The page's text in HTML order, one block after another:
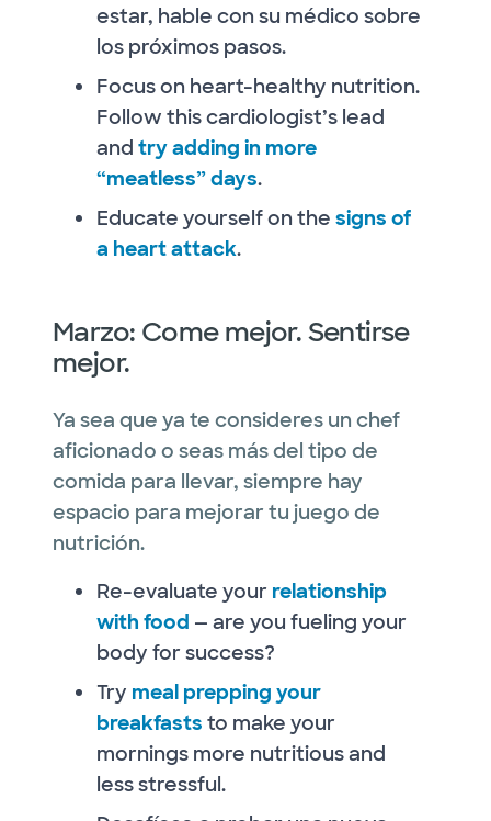
estar, hable con su médico sobre
los próximos pasos.
Focus on heart-healthy nutrition.
Follow this cardiologist’s lead
and try adding in more
“meatless” days.
Educate yourself on the signs of
a heart attack.
Marzo: Come mejor. Sentirse
mejor.
Ya sea que ya te consideres un chef
aficionado o seas más del tipo de
comida para llevar, siempre hay
espacio para mejorar tu juego de
nutrición.
Re-evaluate your relationship
with food — are you fueling your
body for success?
Try meal prepping your
breakfasts to make your
mornings more nutritious and
less stressful.